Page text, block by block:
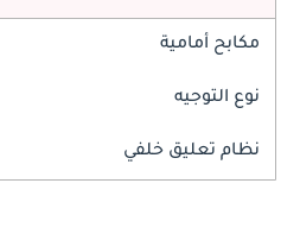
مكابح أمامية
نوع التوجيه
نظام تعليق خلفي